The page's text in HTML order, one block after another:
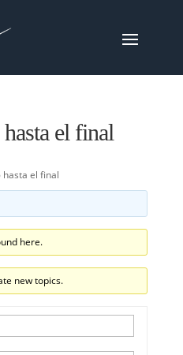
el final
hasta el final
here.
new topics.